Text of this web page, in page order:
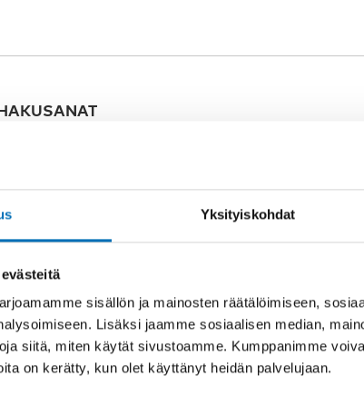
Yksityiskohdat
sisällön ja mainosten räätälöimiseen,
Lisäksi jaamme sosiaalisen median,
siitä, miten käytät sivustoamme. Kumppanimme
on kerätty, kun olet käyttänyt heidän palvelujaan.
Asiaan liittyvää